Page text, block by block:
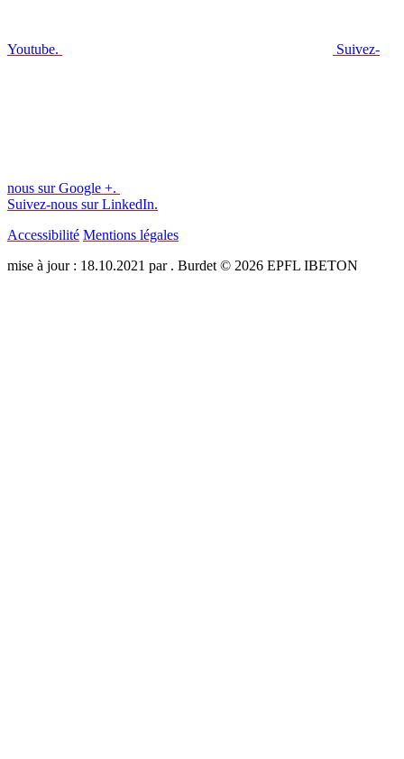
Youtube. Suivez-
nous sur Google +.
Suivez-nous sur LinkedIn.
Accessibilité Mentions légales
mise à jour : 18.10.2021 par . Burdet © 2026 EPFL IBETON